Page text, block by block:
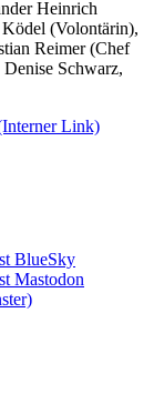
Heinrich
Ködel (Volontärin),
Reimer (Chef
Schwarz,
Link)
BlueSky
Mastodon